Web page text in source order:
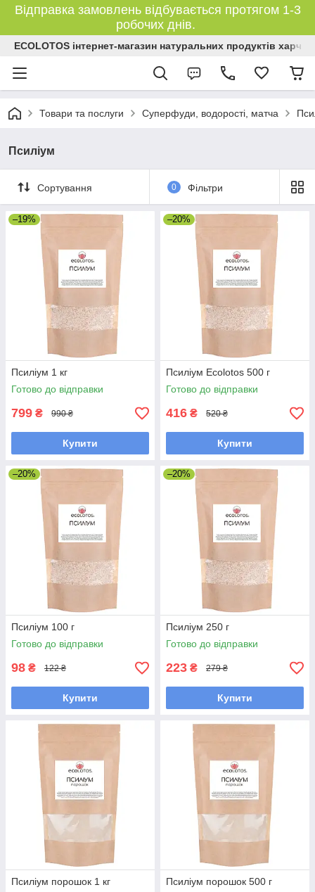
Відправка замовлень відбувається протягом 1-3
робочих днів.
ECOLOTOS інтернет-магазин натуральних продуктів
Товари та послуги Суперфуди, водорості, матча
Псиліум
Сортування 0 Фільтри
–19%
Псиліум 1 кг
Готово до відправки
799 ₴ 990 ₴
Купити
–20%
Псиліум Ecolotos 500 г
Готово до відправки
416 ₴ 520 ₴
Купити
–20%
Псиліум 100 г
Готово до відправки
98 ₴ 122 ₴
Купити
–20%
Псиліум 250 г
Готово до відправки
223 ₴ 279 ₴
Купити
Псиліум порошок 1 кг
Псиліум порошок 500 г